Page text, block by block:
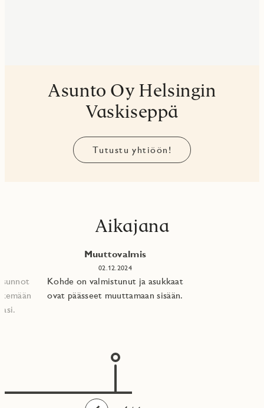
Asunto Oy Helsingin
Vaskiseppä
Tutustu yhtiöön!
Aikajana
Muuttovalmis
02.12.2024
Kohde on valmistunut ja asukkaat
ovat päässeet muuttamaan sisään.